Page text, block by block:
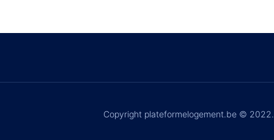
Copyright plateformelogement.be © 2022.